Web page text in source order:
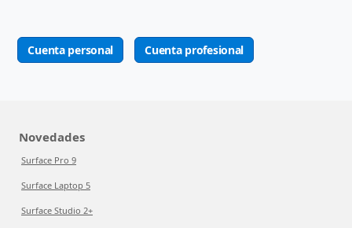
Cuenta personal Cuenta profesional
Novedades
Surface Pro 9
Surface Laptop 5
Surface Studio 2+